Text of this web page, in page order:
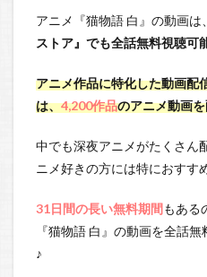
アニメ『猫物語 白』の動画は、
ストア』でも全話無料視聴可
アニメ作品に特化した動画配
は、4,200作品のアニメ動画
中でも深夜アニメがたくさん
ニメ好きの方には特におすす
31日間の長い無料期間もある
『猫物語 白』の動画を全話
♪